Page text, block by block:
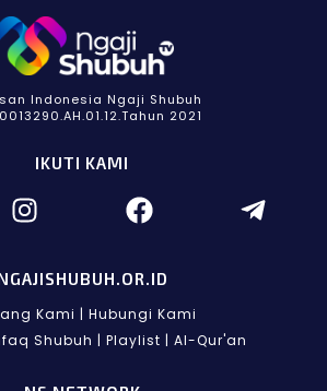
Indonesia Ngaji Shubuh
2021
IKUTI KAMI
Kami | Hubungi Kami
Shubuh | Playlist | Al-Qur'an